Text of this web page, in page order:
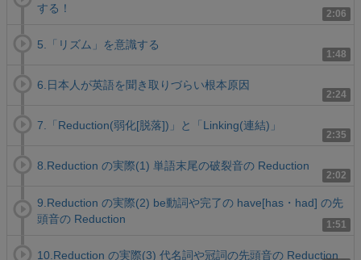
2:06
する！
1:48
5.「リズム」を意識する
2:24
6.日本人が英語を聞き取りづらい根本原因
2:35
7.「Reduction(弱化[脱落])」と「Linking(連結)」
2:02
8.Reduction の実際(1) 単語末尾の破裂音の Reduction
1:51
9.Reduction の実際(2) be動詞や完了の have[has・had] の先
頭音の Reduction
10.Reduction の実際(3) 代名詞や冠詞の先頭音の Reduction